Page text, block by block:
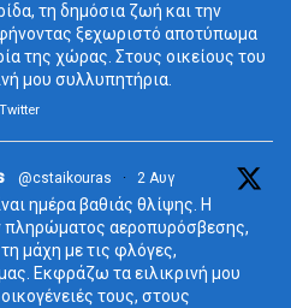
τη δημόσια ζωή και την
ξεχωριστό αποτύπωμα
της χώρας. Στους οικείους του
μου συλλυπητήρια.
Twitter
@cstaikouras · 2 Αυγ
ημέρα βαθιάς θλίψης. Η
αεροπυρόσβεσης,
μάχη με τις φλόγες,
Εκφράζω τα ειλικρινή μου
τους, στους